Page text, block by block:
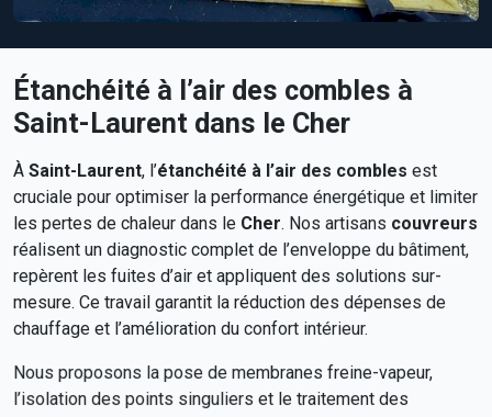
Étanchéité à l’air des combles à
Saint-Laurent dans le Cher
À Saint-Laurent, l’étanchéité à l’air des combles est
cruciale pour optimiser la performance énergétique et limiter
les pertes de chaleur dans le Cher. Nos artisans couvreurs
réalisent un diagnostic complet de l’enveloppe du bâtiment,
repèrent les fuites d’air et appliquent des solutions sur-
mesure. Ce travail garantit la réduction des dépenses de
chauffage et l’amélioration du confort intérieur.
Nous proposons la pose de membranes freine-vapeur,
l’isolation des points singuliers et le traitement des